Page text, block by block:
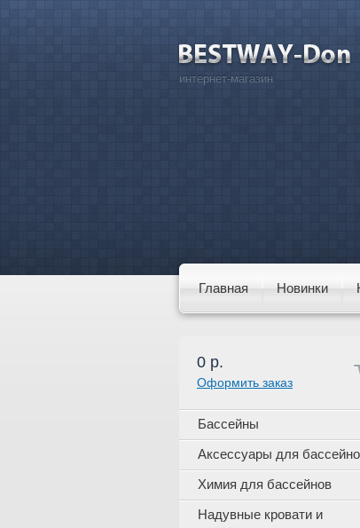
интернет-магазин
Главная Новинки
0 р.
Оформить заказ
Бассейны
Аксессуары для
Химия для бассейнов
Надувные кровати и